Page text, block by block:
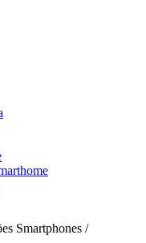
Smartphones /